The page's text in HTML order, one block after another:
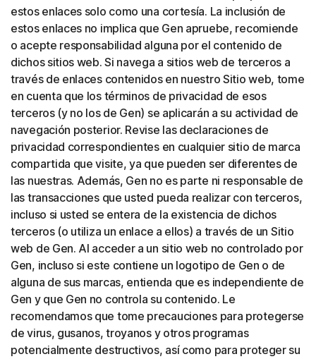
estos enlaces solo como una cortesía. La inclusión de
estos enlaces no implica que Gen apruebe, recomiende
o acepte responsabilidad alguna por el contenido de
dichos sitios web. Si navega a sitios web de terceros a
través de enlaces contenidos en nuestro Sitio web, tome
en cuenta que los términos de privacidad de esos
terceros (y no los de Gen) se aplicarán a su actividad de
navegación posterior. Revise las declaraciones de
privacidad correspondientes en cualquier sitio de marca
compartida que visite, ya que pueden ser diferentes de
las nuestras. Además, Gen no es parte ni responsable de
las transacciones que usted pueda realizar con terceros,
incluso si usted se entera de la existencia de dichos
terceros (o utiliza un enlace a ellos) a través de un Sitio
web de Gen. Al acceder a un sitio web no controlado por
Gen, incluso si este contiene un logotipo de Gen o de
alguna de sus marcas, entienda que es independiente de
Gen y que Gen no controla su contenido. Le
recomendamos que tome precauciones para protegerse
de virus, gusanos, troyanos y otros programas
potencialmente destructivos, así como para proteger su